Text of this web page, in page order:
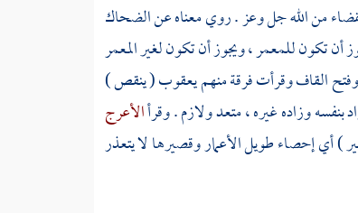
من الله جل وعز . روي معناه عنالضحاك
أن تكون للمعمر ، ويجوز أن تكون لغير المعمر
القاف وقرأت فرقة منهميعقوب( ينقص )
وزاده غيره ، متعد ولازم . وقرأالأعرج
أي إحصاء طويل الأعمار وقصيرها لا يتعذر